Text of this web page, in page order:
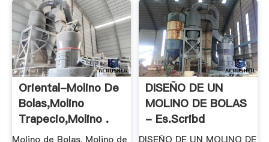
Oriental-Molino De
Bolas,Molino
Trapecio,Molino .
DISEÑO DE UN
MOLINO DE BOLAS
- Es.scribd